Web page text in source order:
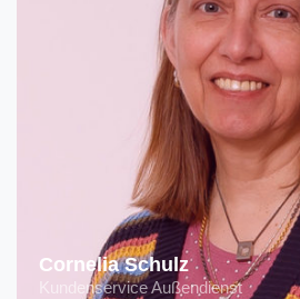
Cornelia Schulz
Kundenservice Außendienst